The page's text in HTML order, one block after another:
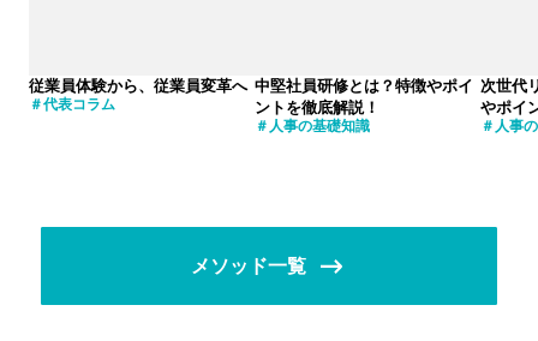
従業員体験から、従業員変革へ
代表コラム
中堅社員研修とは？特徴やポイ
ントを徹底解説！
人事の基礎知識
次世代
やポイ
人事
メソッド一覧